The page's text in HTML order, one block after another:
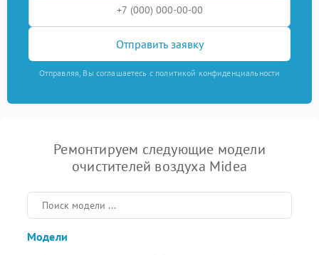
Отправить заявку
Отправляя, Вы соглашаетесь с политикой конфиденциальности
Ремонтируем следующие модели
очистителей воздуха Midea
Модели